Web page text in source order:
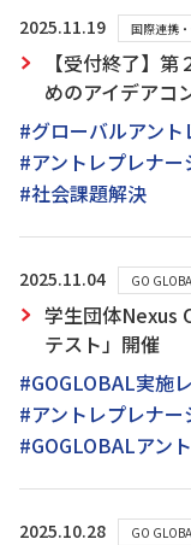
2025.11.19 国際連携
【受付終了】
めのアイデアコ
#グローバルアン
#アントレプレナー
#社会課題解決
2025.11.04 GO
学生団体Nexus
テスト」開催
#GOGLOBAL実施
#アントレプレナー
#GOGLOBALアン
2025.10.28 GO